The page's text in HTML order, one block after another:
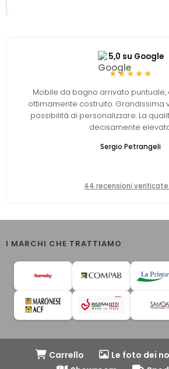
5,0 su Google
★★★★★
Mobile da bagno arrivato
ottimamente costruito. Grandissima
possibilità di personalizzare. La
decisamente
Sergio Petrangeli
44 recensioni
I MARCHI CHE TRATTIAMO
Carrello
Le foto dei